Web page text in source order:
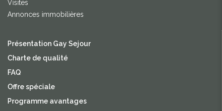
Visites
Annonces immobilières
Présentation Gay Sejour
Charte de qualité
FAQ
Offre spéciale
Programme avantages